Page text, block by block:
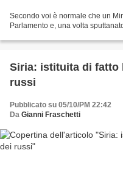
Secondo voi è normale che un
Parlamento e, una volta
Siria: istituita di fatto
russi
Pubblicato su 05/10/PM 22:42
Da Gianni Fraschetti